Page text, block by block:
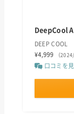
DeepCool
DEEP COOL
¥4,999
（
口コミを